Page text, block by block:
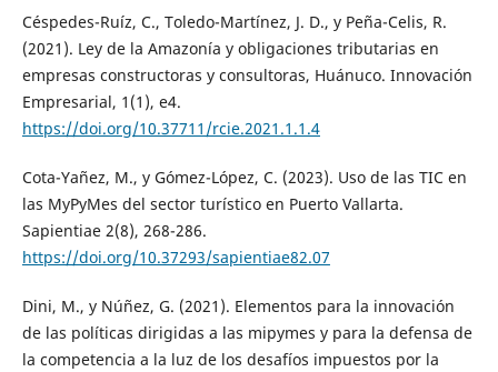
Céspedes-Ruíz, C., Toledo-Martínez, J. D., y Peña-Celis, R.
(2021). Ley de la Amazonía y obligaciones tributarias en
empresas constructoras y consultoras, Huánuco. Innovación
Empresarial, 1(1), e4.
https://doi.org/10.37711/rcie.2021.1.1.4
Cota-Yañez, M., y Gómez-López, C. (2023). Uso de las TIC en
las MyPyMes del sector turístico en Puerto Vallarta.
Sapientiae 2(8), 268-286.
https://doi.org/10.37293/sapientiae82.07
Dini, M., y Núñez, G. (2021). Elementos para la innovación
de las políticas dirigidas a las mipymes y para la defensa de
la competencia a la luz de los desafíos impuestos por la